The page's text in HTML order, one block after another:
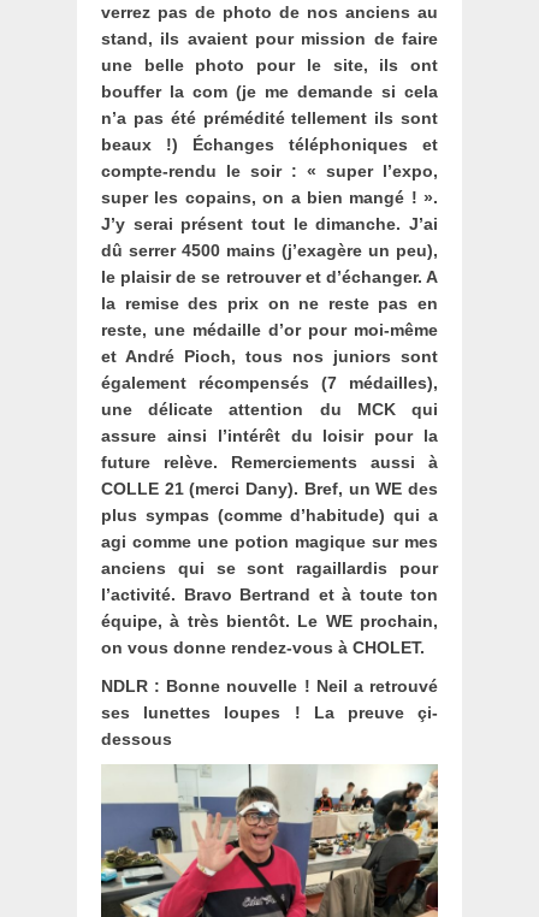
verrez pas de photo de nos anciens au
stand, ils avaient pour mission de faire
une belle photo pour le site, ils ont
bouffer la com (je me demande si cela
n’a pas été prémédité tellement ils sont
beaux !) Échanges téléphoniques et
compte-rendu le soir : « super l’expo,
super les copains, on a bien mangé ! ».
J’y serai présent tout le dimanche. J’ai
dû serrer 4500 mains (j’exagère un peu),
le plaisir de se retrouver et d’échanger. A
la remise des prix on ne reste pas en
reste, une médaille d’or pour moi-même
et André Pioch, tous nos juniors sont
également récompensés (7 médailles),
une délicate attention du MCK qui
assure ainsi l’intérêt du loisir pour la
future relève. Remerciements aussi à
COLLE 21 (merci Dany). Bref, un WE des
plus sympas (comme d’habitude) qui a
agi comme une potion magique sur mes
anciens qui se sont ragaillardis pour
l’activité. Bravo Bertrand et à toute ton
équipe, à très bientôt. Le WE prochain,
on vous donne rendez-vous à CHOLET.
NDLR : Bonne nouvelle ! Neil a retrouvé
ses lunettes loupes ! La preuve çi-
dessous